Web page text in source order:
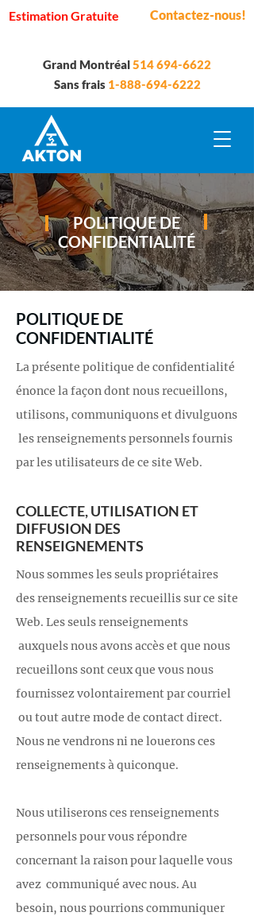
Grand Montréal514 694-6622
Sans frais 1-888-694-6222
Estimation Gratuite Contactez-nous!
POLITIQUE DE
CONFIDENTIALITÉ
POLITIQUE DE
CONFIDENTIALITÉ
La présente politique de confidentialité
énonce la façon dont nous recueillons,
utilisons, communiquons et divulguons
les renseignements personnels fournis
par les utilisateurs de ce site Web.
COLLECTE, UTILISATION ET
DIFFUSION DES
RENSEIGNEMENTS
Nous sommes les seuls propriétaires
des renseignements recueillis sur ce site
Web. Les seuls renseignements
auxquels nous avons accès et que nous
recueillons sont ceux que vous nous
fournissez volontairement par courriel
ou tout autre mode de contact direct.
Nous ne vendrons ni ne louerons ces
renseignements à quiconque.
Nous utiliserons ces renseignements
personnels pour vous répondre
concernant la raison pour laquelle vous
avez communiqué avec nous. Au
besoin, nous pourrions communiquer